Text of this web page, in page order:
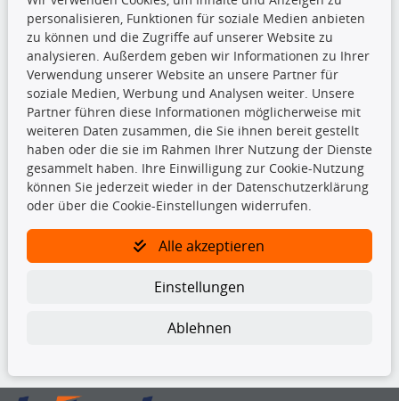
Top Produkte
Beleuchtung
Bremsbeläge
Bremsscheiben
Kupplungssatz
Querlenker
Radlager
Stoßdämpfer
TecDoc Inside
Die hier angezeigten Daten insbesondere die gesamte Datenbank dürfen
Es ist zu unterlassen, die Daten oder die gesamte Datenbank ohne
vorherige Zustimmung von TecDoc zu vervielfältigen, zu verbreiten
personalisieren, Funktionen für soziale Medien anbieten
zu können und die Zugriffe auf unserer Website zu
analysieren. Außerdem geben wir Informationen zu Ihrer
Verwendung unserer Website an unsere Partner für
soziale Medien, Werbung und Analysen weiter. Unsere
Partner führen diese Informationen möglicherweise mit
weiteren Daten zusammen, die Sie ihnen bereit gestellt
haben oder die sie im Rahmen Ihrer Nutzung der Dienste
gesammelt haben. Ihre Einwilligung zur Cookie-Nutzung
können Sie jederzeit wieder in der Datenschutzerklärung
oder über die Cookie-Einstellungen widerrufen.
Alle akzeptieren
Einstellungen
Ablehnen